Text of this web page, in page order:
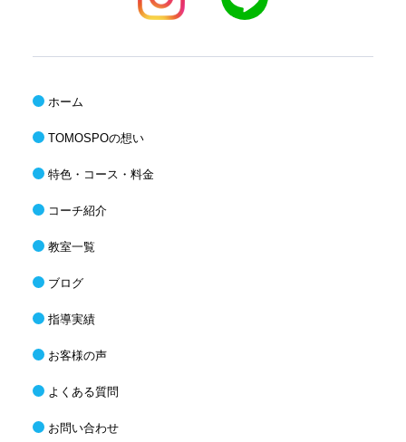
ホーム
TOMOSPOの想い
特色・コース・料金
コーチ紹介
教室一覧
ブログ
指導実績
お客様の声
よくある質問
お問い合わせ